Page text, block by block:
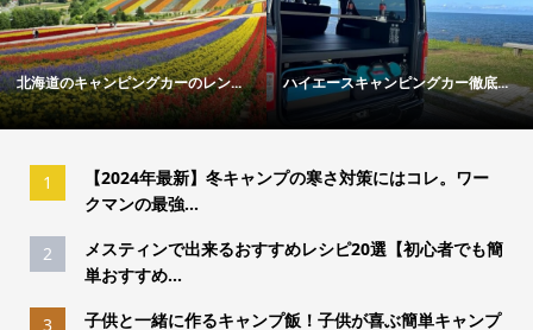
ングカー徹底... 冬キャンプの寒さ対策ガイド｜失... 「トウキョウク
1
【2024年最新】冬キャンプの寒さ対策にはコレ。ワー
クマンの最強...
2
メスティンで出来るおすすめレシピ20選【初心者でも簡
単おすすめ...
3
子供と一緒に作るキャンプ飯！子供が喜ぶ簡単キャンプ